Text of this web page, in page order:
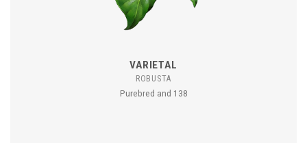
VARIETAL
ROBUSTA
Purebred and 138